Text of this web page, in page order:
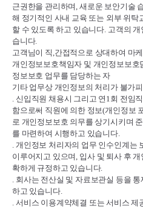
근권한을 관리하며,새로운 보안기술
해 정기적인 사내 교육 또는 외부 위탁
할 수 있도록 하고 있습니다. 고객의
습니다.
고객님이 직,간접적으로 상대하여 마
개인정보보호책임자 및 개인정보보호
정보보호 업무를 담당하는 자
기타 업무상 개인정보의 처리가 불가
. 신입직원 채용시 그리고 연 1회 전임
함으로써 직원에 의한 정보(개인정보
로 개인정보보호 의무를 상기시키며
를 마련하여 시행하고 있습니다.
. 개인정보 처리자의 업무 인수인계는
이루어지고 있으며, 입사 및 퇴사 후
확하게 규정하고 있습니다.
. 회사는 전산실 및 자료보관실 등을
하고 있습니다.
. 서비스 이용계약체결 또는 서비스